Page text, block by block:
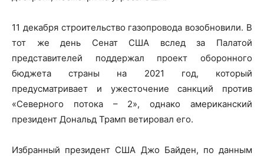
11 декабря строительство газопровода возобновили. В
тот же день Сенат США вслед за Палатой
представителей поддержал проект оборонного
бюджета страны на 2021 год, который
предусматривает и ужесточение санкций против
«Северного потока – 2», однако американский
президент Дональд Трамп ветировал его.
Избранный президент США Джо Байден, по данным